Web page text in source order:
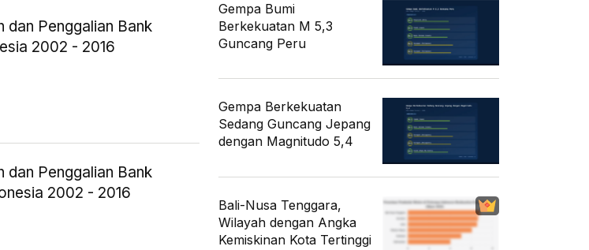
dan Penggalian Bank
2002 - 2016
dan Penggalian Bank
2002 - 2016
Gempa Bumi
Berkekuatan M 5,3
Guncang Peru
Gempa Berkekuatan
Sedang Guncang Jepang
dengan Magnitudo 5,4
Bali-Nusa Tenggara,
Wilayah dengan Angka
Kemiskinan Kota Tertinggi